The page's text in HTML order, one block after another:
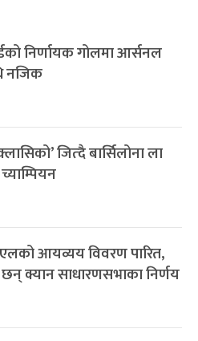
निर्णायक गोलमा आर्सनल
नजिक
जित्दै बार्सिलोना ला
आयव्यय विवरण पारित,
क्यान साधारणसभाका निर्णय